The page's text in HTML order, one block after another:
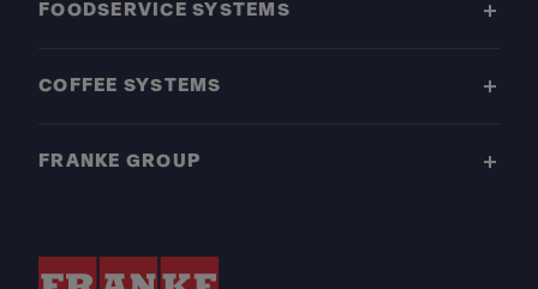
FOODSERVICE SYSTEMS
COFFEE SYSTEMS
FRANKE GROUP